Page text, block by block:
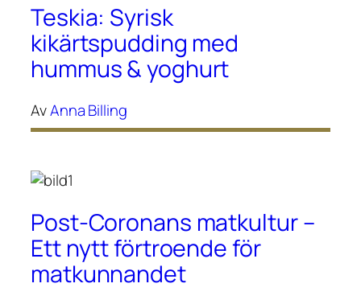
Teskia: Syrisk
kikärtspudding med
hummus & yoghurt
AvAnna Billing
Post-Coronans matkultur –
Ett nytt förtroende för
matkunnandet